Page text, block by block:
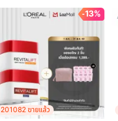
-13%
201082 ขายแล้ว